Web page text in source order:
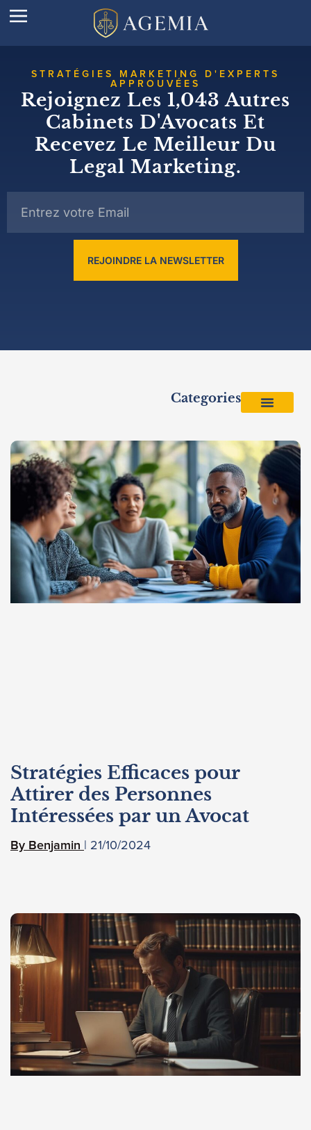
STRATÉGIES MARKETING D'EXPERTS
APPROUVÉES
Rejoignez Les 1,043 Autres
Cabinets D'Avocats Et
Recevez Le Meilleur Du
Legal Marketing.
REJOINDRE LA NEWSLETTER
Categories
Stratégies Efficaces pour
Attirer des Personnes
Intéressées par un Avocat
Benjamin 21/10/2024